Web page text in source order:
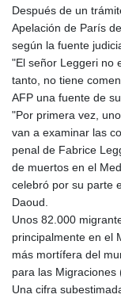
Después de un
Apelación de París
según la fuente
"El señor Leggeri no
tanto, no tiene
AFP una fuente de
"Por primera vez,
van a examinar las
penal de Fabrice
de muertos en el
celebró por su parte
Daoud.
Unos 82.000
principalmente en el
más mortífera del
para las Migraciones
Una cifra